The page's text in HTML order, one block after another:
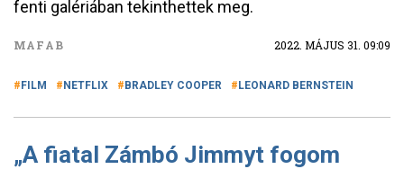
fenti galériában tekinthettek meg.
MAFAB 2022. MÁJUS 31. 09:09
FILM NETFLIX BRADLEY COOPER LEONARD BERNSTEIN
„A fiatal Zámbó Jimmyt fogom